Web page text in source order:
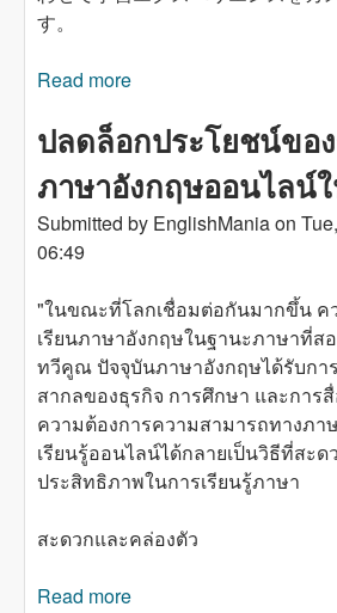
す。
Read more
す」
ปลดล็อกประโยชน์ขอ
ภาษาอังกฤษออนไลน์
Submitted by EnglishManiaon
06:49
"ในขณะที่โลกเชื่อมต่อกันมากขึ้น ค
เรียนภาษาอังกฤษในฐานะภาษาที่ส
ทวีคูณ ปัจจุบันภาษาอังกฤษได้รับกา
สากลของธุรกิจ การศึกษา และการ
ความต้องการความสามารถทางภา
เรียนรู้ออนไลน์ได้กลายเป็นวิธีที่สะด
ประสิทธิภาพในการเรียนรู้ภาษา
สะดวกและคล่องตัว
Read more